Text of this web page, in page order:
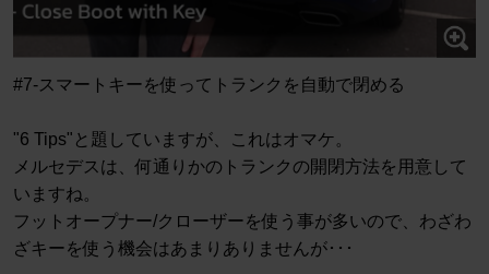
#7-スマートキーを使ってトランクを自動で閉める
"6 Tips"と題していますが、これはオマケ。
メルセデスは、何通りかのトランクの開閉方法を用意して
いますね。
フットオープナー/クローザーを使う事が多いので、わざわ
ざキーを使う機会はあまりありませんが･･･